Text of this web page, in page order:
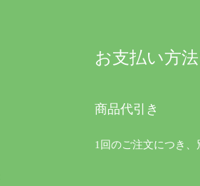
お支払い方
商品代引き
1回のご注文につき、